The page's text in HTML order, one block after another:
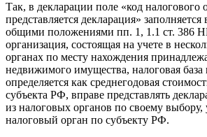
Так, в декларации поле «код налогового
представляется декларация» заполняется
общими положениями пп. 1, 1.1 ст. 386
организация, состоящая на учете в
органах по месту нахождения
недвижимого имущества, налоговая
определяется как среднегодовая
субъекта РФ, вправе представлять
из налоговых органов по своему
налоговый орган по субъекту РФ.